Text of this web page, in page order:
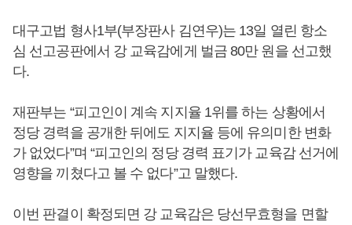
대구고법 형사1부(부장판사 김연우)는 13일 열린 항소
심 선고공판에서 강 교육감에게 벌금 80만 원을 선고했
다.
재판부는 “피고인이 계속 지지율 1위를 하는 상황에서
정당 경력을 공개한 뒤에도 지지율 등에 유의미한 변화
가 없었다”며 “피고인의 정당 경력 표기가 교육감 선거에
영향을 끼쳤다고 볼 수 없다”고 말했다.
이번 판결이 확정되면 강 교육감은 당선무효형을 면할